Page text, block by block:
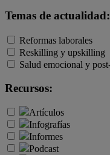
Temas de actualidad:
Reformas laborales
Reskilling y upskilling
Salud emocional y
Recursos:
Artículos
Infografías
Informes
Podcast